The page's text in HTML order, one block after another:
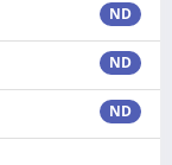
ND
ND
ND